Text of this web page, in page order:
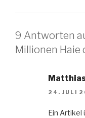
9 Antworten
Millionen Haie
24. JULI
Ein Artikel